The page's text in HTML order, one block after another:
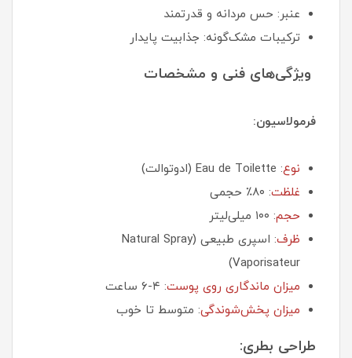
عنبر: حس مردانه و قدرتمند
ترکیبات مشک‌گونه: جذابیت پایدار
ویژگی‌های فنی و مشخصات
فرمولاسیون:
نوع: Eau de Toilette (ادوتوالت)
غلظت: ۸۰٪ حجمی
حجم: ۱۰۰ میلی‌لیتر
ظرف
: اسپری طبیعی (Natural Spray
Vaporisateur)
میزان ماندگاری روی پوست: ۴-۶ ساعت
میزان پخش‌شوندگی: متوسط تا خوب
طراحی بطری: